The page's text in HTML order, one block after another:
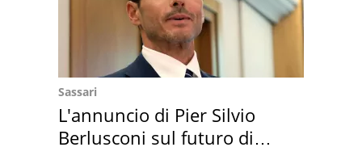
Sassari
L'annuncio di Pier Silvio
Berlusconi sul futuro di